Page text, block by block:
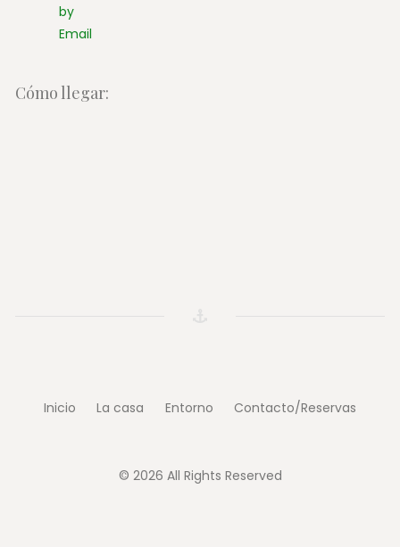
Cómo llegar:
Inicio La casa Entorno Contacto/Reservas
© 2026 All Rights Reserved